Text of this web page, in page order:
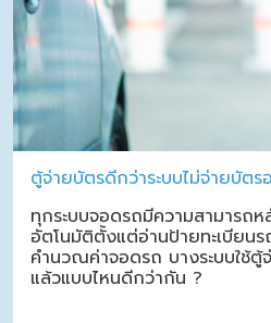
ตู้จ่ายบัตรดีกว่าระบบไม่จ่ายบัตร
ทุกระบบจอดรถมีความสามารถ
อัตโนมัติตั้งแต่อ่านป้ายทะเบียน
คำนวณค่าจอดรถ บางระบบใช้ตู้
แล้วแบบไหนดีกว่ากัน ?